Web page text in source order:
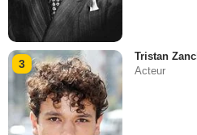
3
Tristan
Acteur